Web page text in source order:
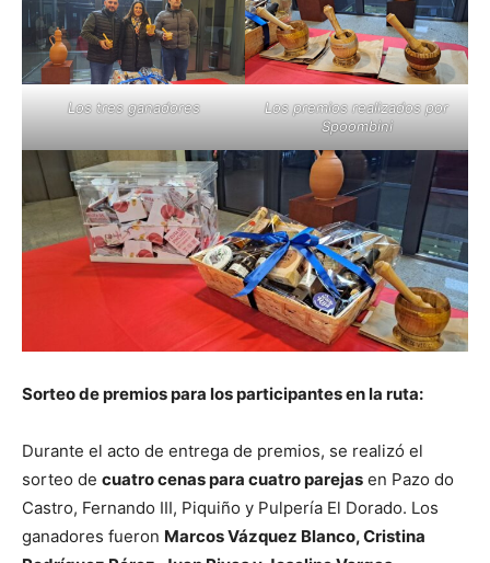
Los tres ganadores
Los premios realizados por
Spoombini
Sorteo de premios para los participantes en la ruta:
Durante el acto de entrega de premios, se realizó el
sorteo de cuatro cenas para cuatro parejas en Pazo do
Castro, Fernando III, Piquiño y Pulpería El Dorado. Los
ganadores fueron Marcos Vázquez Blanco, Cristina